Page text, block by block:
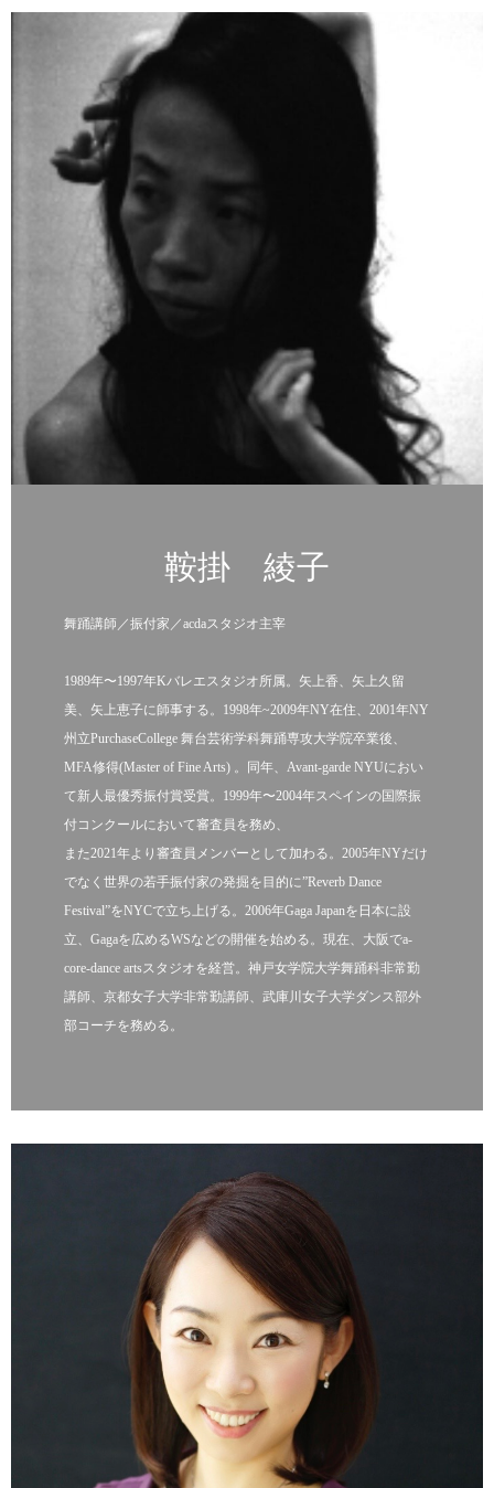
鞍掛 綾子
舞踊講師／振付家／acdaスタジオ主宰
1989年〜1997年Kバレエスタジオ所属。矢上香、矢上久留
美、矢上恵子に師事する。1998年~2009年NY在住、2001年NY
州立PurchaseCollege 舞台芸術学科舞踊専攻大学院卒業後、
MFA修得(Master of Fine Arts) 。同年、Avant-garde NYUにおい
て新人最優秀振付賞受賞。1999年〜2004年スペインの国際振
付コンクールにおいて審査員を務め、
また2021年より審査員メンバーとして加わる。2005年NYだけ
でなく世界の若手振付家の発掘を目的に”Reverb Dance
Festival”をNYCで立ち上げる。2006年Gaga Japanを日本に設
立、Gagaを広めるWSなどの開催を始める。現在、大阪でa-
core-dance artsスタジオを経営。神戸女学院大学舞踊科非常勤
講師、京都女子大学非常勤講師、武庫川女子大学ダンス部外
部コーチを務める。